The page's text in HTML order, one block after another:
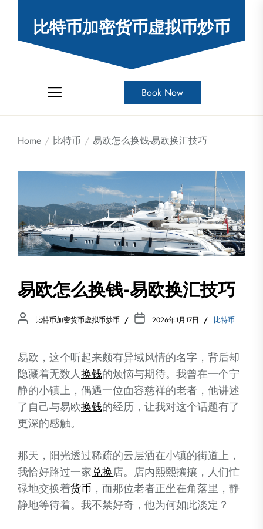
比特币加密货币虚拟币炒币
Book Now
Home 比特币 易欧怎么换钱-易欧换汇技巧
易欧怎么换钱-易欧换汇技巧
比特币加密货币虚拟币炒币 2026年1月17日 比特币
易欧，这个听起来颇有异域风情的名字，背后却
隐藏着无数人换钱的烦恼与期待。我曾在一个宁
静的小镇上，偶遇一位面容慈祥的老者，他讲述
了自己与易欧换钱的经历，让我对这个话题有了
更深的感触。
那天，阳光透过稀疏的云层洒在小镇的街道上，
我恰好路过一家兑换店。店内熙熙攘攘，人们忙
碌地交换着货币 ，而那位老者正坐在角落里，静
静地等待着。我不禁好奇，他为何如此淡定？